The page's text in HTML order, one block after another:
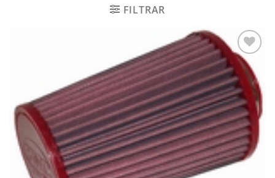
FILTRAR
Añadir
a la
lista
de
deseos